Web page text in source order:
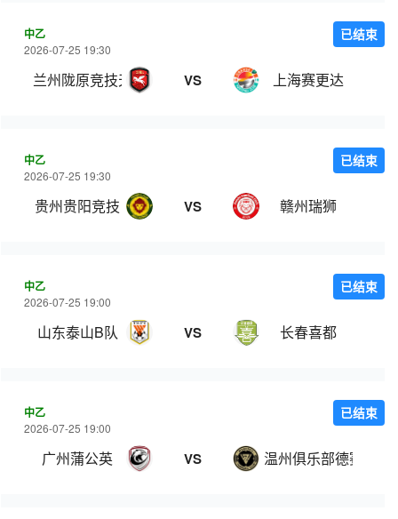
中乙
2026-07-25 19:30
兰州陇原竞技天佑德 VS 上海赛更达
已结束
中乙
2026-07-25 19:30
贵州贵阳竞技 VS 赣州瑞狮
已结束
中乙
2026-07-25 19:00
山东泰山B队 VS 长春喜都
已结束
中乙
2026-07-25 19:00
广州蒲公英 VS 温州俱乐部德赛
已结束